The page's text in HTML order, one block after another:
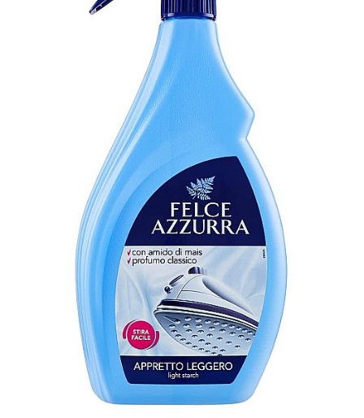
Masca & Gel de par
Servetele Umede & Uscate